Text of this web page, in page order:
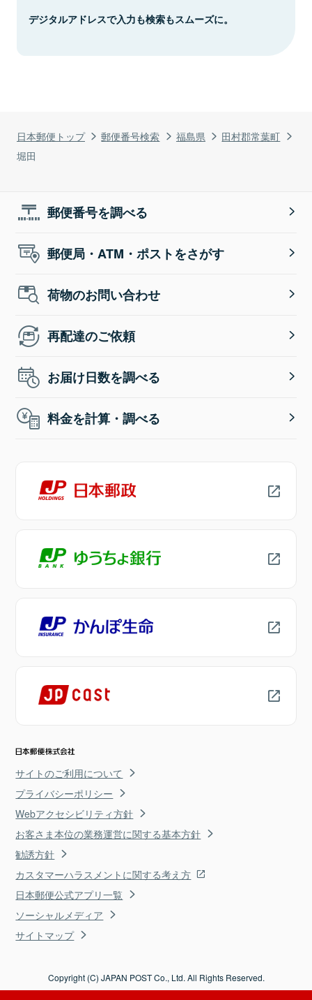
日本郵便トップ 郵便番号検索 福島県
田村郡常葉町
堀田
デジタルアドレスで入力も検索もスムーズに。
郵便番号を調べる
郵便局・ATM・ポストをさがす
荷物のお問い合わせ
再配達のご依頼
お届け日数を調べる
料金を計算・調べる
サイトのご利用について
プライバシーポリシー
Webアクセシビリティ方針
お客さま本位の業務運営に関する基本方針
勧誘方針
カスタマーハラスメントに関する考え方
日本郵便公式アプリ一覧
ソーシャルメディア
サイトマップ
Copyright (C) JAPAN POST Co., Ltd. All Rights Reserved.